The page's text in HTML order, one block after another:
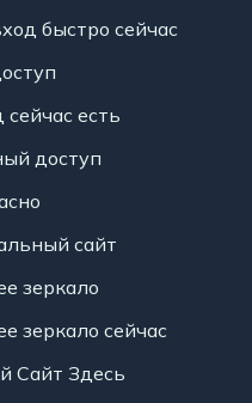
быстро сейчас
есть
доступ
сайт
зеркало
зеркало сейчас
Сайт Здесь